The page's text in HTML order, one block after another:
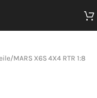
/MARS X6S 4X4 RTR 1:8